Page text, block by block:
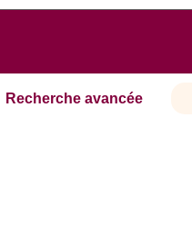
Recherche avancée